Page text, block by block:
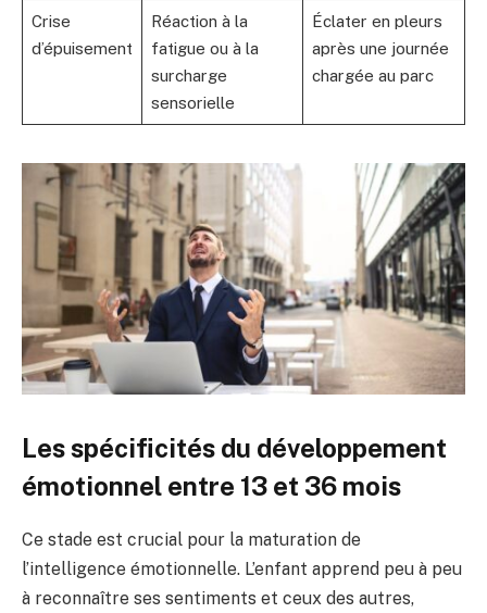
Crise
d’épuisement
Réaction à la
fatigue ou à la
surcharge
sensorielle
Éclater en pleurs
après une journée
chargée au parc
Les spécificités du développement
émotionnel entre 13 et 36 mois
Ce stade est crucial pour la maturation de
l’intelligence émotionnelle. L’enfant apprend peu à peu
à reconnaître ses sentiments et ceux des autres,